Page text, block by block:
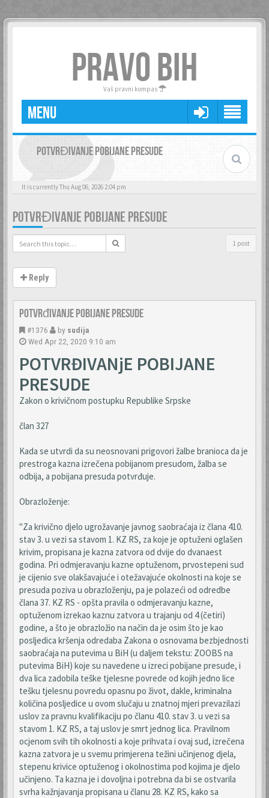
PRAVO BIH
Vaš pravni kompas
MENU
POTVRĐIVANJE POBIJANE PRESUDE
It is currently Thu Aug 06, 2026 2:04 pm
POTVRĐIVANJE POBIJANE PRESUDE
1 post
Reply
Potvrđivanje pobijane presude
#1376 by sudija
Wed Apr 22, 2020 9:10 am
POTVRĐIVANjE POBIJANE
PRESUDE
Zakon o krivičnom postupku Republike Srpske
član 327
Kada se utvrdi da su neosnovani prigovori žalbe branioca da je
prestroga kazna izrečena pobijanom presudom, žalba se
odbija, a pobijana presuda potvrđuje.
Obrazloženje:
"Za krivično djelo ugrožavanje javnog saobraćaja iz člana 410.
stav 3. u vezi sa stavom 1. KZ RS, za koje je optuženi oglašen
krivim, propisana je kazna zatvora od dvije do dvanaest
godina. Pri odmjeravanju kazne optuženom, prvostepeni sud
je cijenio sve olakšavajuće i otežavajuće okolnosti na koje se
presuda poziva u obrazloženju, pa je polazeći od odredbe
člana 37. KZ RS - opšta pravila o odmjeravanju kazne,
optuženom izrekao kaznu zatvora u trajanju od 4 (četiri)
godine, a što je obrazložio na način da je osim što je kao
posljedica kršenja odredaba Zakona o osnovama bezbjednosti
saobraćaja na putevima u BiH (u daljem tekstu: ZOOBS na
putevima BiH) koje su navedene u izreci pobijane presude, i
dva lica zadobila teške tjelesne povrede od kojih jedno lice
tešku tjelesnu povredu opasnu po život, dakle, kriminalna
količina posljedice u ovom slučaju u znatnoj mjeri prevazilazi
uslov za pravnu kvalifikaciju po članu 410. stav 3. u vezi sa
stavom 1. KZ RS, a taj uslov je smrt jednog lica. Pravilnom
ocjenom svih tih okolnosti a koje prihvata i ovaj sud, izrečena
kazna zatvora je u svemu primjerena težini učinjenog djela,
stepenu krivice optuženog i okolnostima pod kojima je djelo
učinjeno. Ta kazna je i dovoljna i potrebna da bi se ostvarila
svrha kažnjavanja propisana u članu 28. KZ RS, kako sa